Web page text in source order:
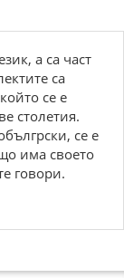
а са част
са
се е
столетия.
се е
има своето
говори.